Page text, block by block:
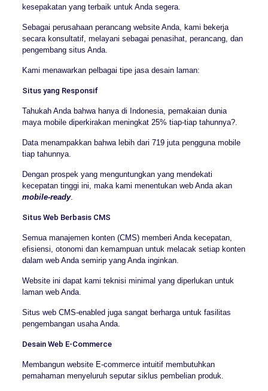
kesepakatan yang terbaik untuk Anda segera.
Sebagai perusahaan perancang website Anda, kami bekerja
secara konsultatif, melayani sebagai penasihat, perancang, dan
pengembang situs Anda.
Kami menawarkan pelbagai tipe jasa desain laman:
Situs yang Responsif
Tahukah Anda bahwa hanya di Indonesia, pemakaian dunia
maya mobile diperkirakan meningkat 25% tiap-tiap tahunnya?.
Data menampakkan bahwa lebih dari 719 juta pengguna mobile
tiap tahunnya.
Dengan prospek yang menguntungkan yang mendekati
kecepatan tinggi ini, maka kami menentukan web Anda akan
mobile-ready.
Situs Web Berbasis CMS
Semua manajemen konten (CMS) memberi Anda kecepatan,
efisiensi, otonomi dan kemampuan untuk melacak setiap konten
dalam web Anda semirip yang Anda inginkan.
Website ini dapat kami teknisi minimal yang diperlukan untuk
laman web Anda.
Situs web CMS-enabled juga sangat berharga untuk fasilitas
pengembangan usaha Anda.
Desain Web E-Commerce
Membangun website E-commerce intuitif membutuhkan
pemahaman menyeluruh seputar siklus pembelian produk.